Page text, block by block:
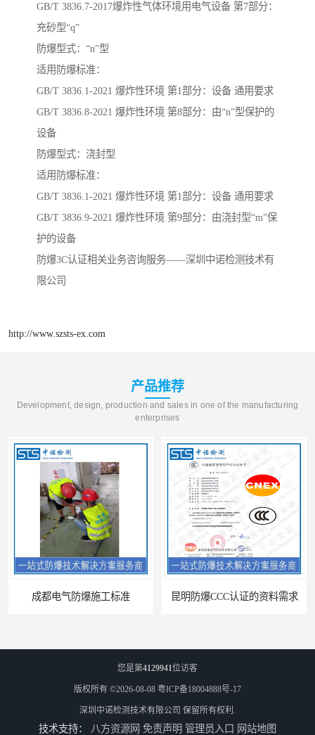
GB/T 3836.7-2017爆炸性气体环境用电气设备 第7部分：
充砂型“q”
防爆型式：“n”型
适用防爆标准：
GB/T 3836.1-2021 爆炸性环境 第1部分：设备 通用要求
GB/T 3836.8-2021 爆炸性环境 第8部分：由“n”型保护的
设备
防爆型式：浇封型
适用防爆标准：
GB/T 3836.1-2021 爆炸性环境 第1部分：设备 通用要求
GB/T 3836.9-2021 爆炸性环境 第9部分：由浇封型“m”保
护的设备
防爆3C认证相关业务咨询服务——深圳中诺检测技术有
限公司
http://www.szsts-ex.com
产品推荐
Development, design, production and sales in one of the manufacturing
enterprises
施工标准 昆明防爆CCC认证的资料需求
您是第4129941位访客
版权所有 ©2026-08-08 粤ICP备18004888号-17
深圳中诺检测技术有限公司 保留所有权利.
技术支持： 八方资源网 免责声明 管理员入口 网站地图